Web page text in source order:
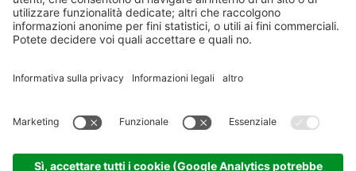
Ho preso nota delle norme sulla protezione dei dati.